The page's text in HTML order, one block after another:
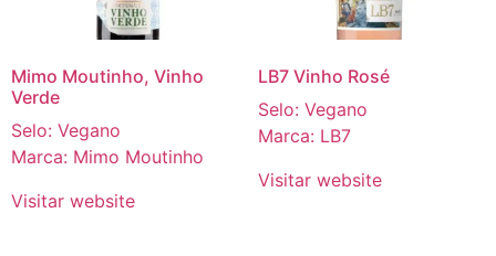
Mimo Moutinho, Vinho
Verde
Selo: Vegano
Marca: Mimo Moutinho
Visitar website
LB7 Vinho Rosé
Selo: Vegano
Marca: LB7
Visitar website